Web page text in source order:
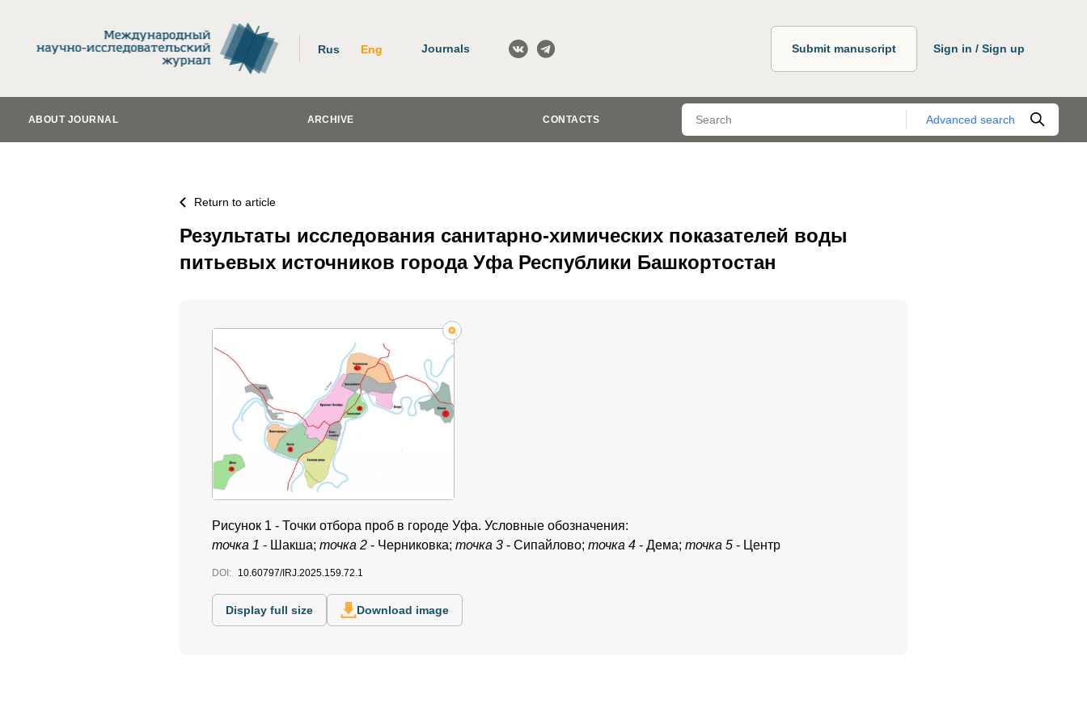
Rus Eng Journals Submit manuscript Sign in / Sign up
ABOUT JOURNAL ARCHIVE CONTACTS Advanced search
Return to article
Результаты исследования санитарно-химических показателей воды
питьевых источников города Уфа Республики Башкортостан
Рисунок 1 - Точки отбора проб в городе Уфа. Условные обозначения:
точка 1 - Шакша; точка 2 - Черниковка; точка 3 - Сипайлово; точка 4 - Дема; точка 5 - Центр
DOI: 10.60797/IRJ.2025.159.72.1
Display full size Download image